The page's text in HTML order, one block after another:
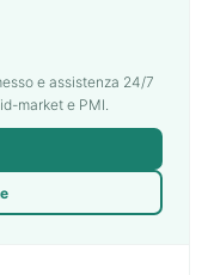
e assistenza 24/7
market e PMI.